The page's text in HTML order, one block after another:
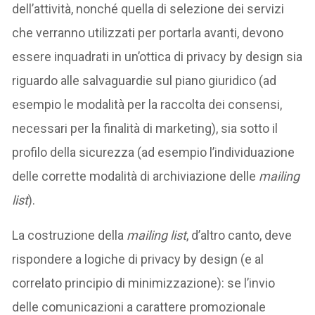
dell’attività, nonché quella di selezione dei servizi
che verranno utilizzati per portarla avanti, devono
essere inquadrati in un’ottica di privacy by design sia
riguardo alle salvaguardie sul piano giuridico (ad
esempio le modalità per la raccolta dei consensi,
necessari per la finalità di marketing), sia sotto il
profilo della sicurezza (ad esempio l’individuazione
delle corrette modalità di archiviazione delle mailing
list).
La costruzione della mailing list, d’altro canto, deve
rispondere a logiche di privacy by design (e al
correlato principio di minimizzazione): se l’invio
delle comunicazioni a carattere promozionale